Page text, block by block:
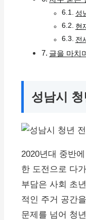
성
현
전
글을 마치
성남시
2020년대 중반
한 도전으로 다
부담은 사회 초
적인 주거 공간
문제를 넘어 청